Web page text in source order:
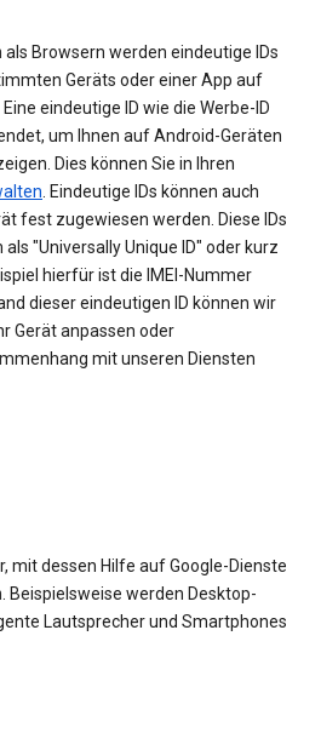
Browsern werden eindeutige IDs
Geräts oder einer App auf
eindeutige ID wie die Werbe-ID
um Ihnen auf Android-Geräten
Dies können Sie in Ihren
. Eindeutige IDs können auch
fest zugewiesen werden. Diese IDs
"Universally Unique ID" oder kurz
hierfür ist die IMEI-Nummer
dieser eindeutigen ID können wir
Gerät anpassen oder
mit unseren Diensten
mit dessen Hilfe auf Google-Dienste
werden Desktop-
Lautsprecher und Smartphones